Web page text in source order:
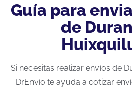
Guía para
de
Si necesitas realizar envíos de
DrEnvío te ayuda a cotizar